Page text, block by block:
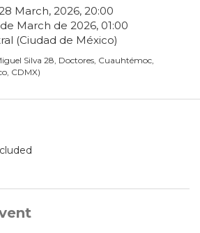
March, 2026, 20:00
de March de 2026, 01:00
(Ciudad de México)
Silva 28, Doctores, Cuauhtémoc,
CDMX)